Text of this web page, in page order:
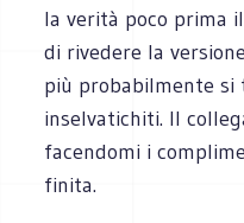
la verità poco prima
di rivedere la
più probabilmente
inselvatichiti. Il
facendomi i
finita.